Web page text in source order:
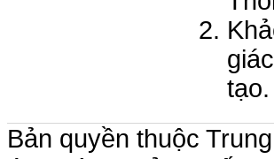
tạo.
Bản quyền thuộc